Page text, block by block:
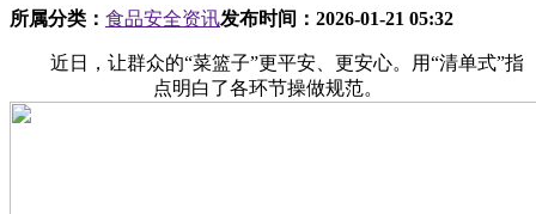
所属分类： 食品安全资讯发布时间： 2026-01-21 05:32
近日，让群众的“菜篮子”更平安、更安心。用“清单式”指
点明白了各环节操做规范。